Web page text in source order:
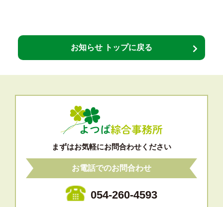
お知らせ トップに戻る
まずはお気軽にお問合わせください
お電話でのお問合わせ
054-260-4593